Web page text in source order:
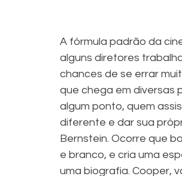
A fórmula padrão da
alguns diretores
chances de se errar
que chega em diversas
algum ponto, quem
diferente e dar sua
Bernstein. Ocorre que
e branco, e cria uma
uma biografia. Cooper,